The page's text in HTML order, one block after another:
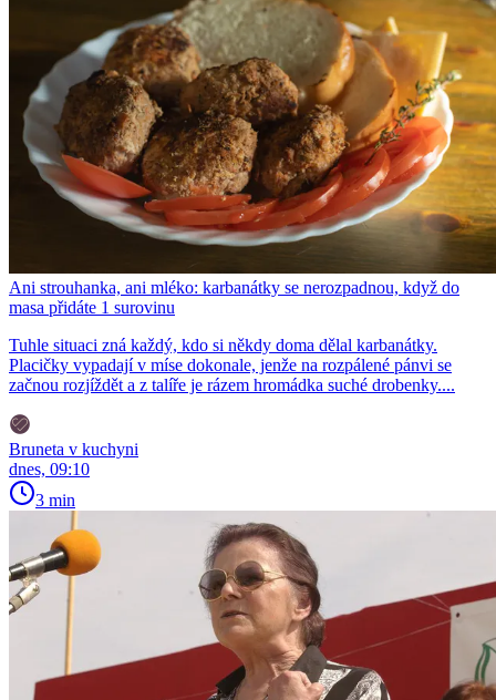
Ani strouhanka, ani mléko: karbanátky se nerozpadnou, když do
masa přidáte 1 surovinu
Tuhle situaci zná každý, kdo si někdy doma dělal karbanátky.
Placičky vypadají v míse dokonale, jenže na rozpálené pánvi se
začnou rozjíždět a z talíře je rázem hromádka suché drobenky....
Bruneta v kuchyni
dnes, 09:10
3 min